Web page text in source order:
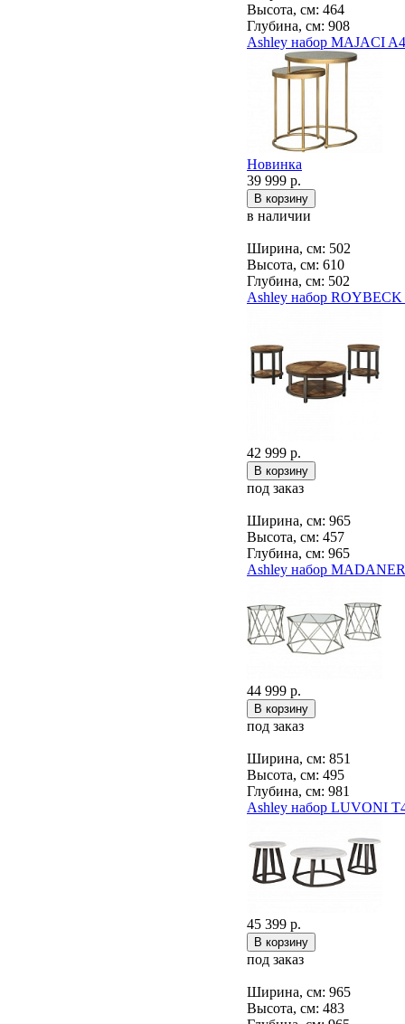
Высота, см: 464
Глубина, см: 908
Ashley набор MAJACI
Новинка
39 999 р.
в наличии
Ширина, см: 502
Высота, см: 610
Глубина, см: 502
Ashley набор ROYBECK
42 999 р.
под заказ
Ширина, см: 965
Высота, см: 457
Глубина, см: 965
Ashley набор
44 999 р.
под заказ
Ширина, см: 851
Высота, см: 495
Глубина, см: 981
Ashley набор LUVONI
45 399 р.
под заказ
Ширина, см: 965
Высота, см: 483